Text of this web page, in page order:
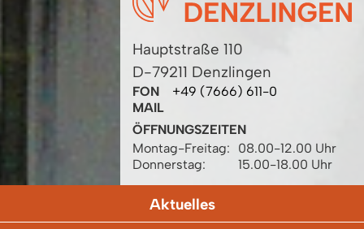
Hauptstraße 110
D-79211 Denzlingen
FON
+49 (7666) 611-0
MAIL
ÖFFNUNGSZEITEN
Montag-Freitag:
08.00-12.00 Uhr
Donnerstag:
15.00-18.00 Uhr
Aktuelles